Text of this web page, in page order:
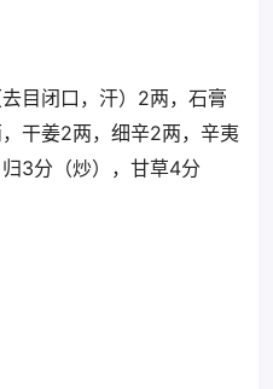
目闭口，汗）2两，石膏
干姜2两，细辛2两，辛夷
3分（炒），甘草4分